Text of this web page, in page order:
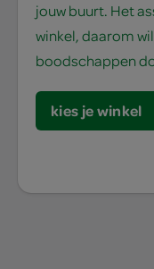
jouw buurt. Het
winkel, daarom
boodschappen
kies je winkel